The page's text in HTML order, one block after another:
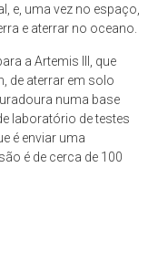
e, uma vez no espaço,
e aterrar no oceano.
a Artemis III, que
de aterrar em solo
numa base
laboratório de testes
é enviar uma
é de cerca de 100